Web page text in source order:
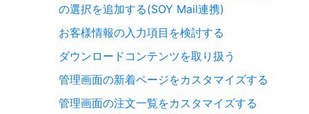
の選択を追加する(SOY Mail連携)
お客様情報の入力項目を検討する
ダウンロードコンテンツを取り扱う
管理画面の新着ページをカスタマイズする
管理画面の注文一覧をカスタマイズする